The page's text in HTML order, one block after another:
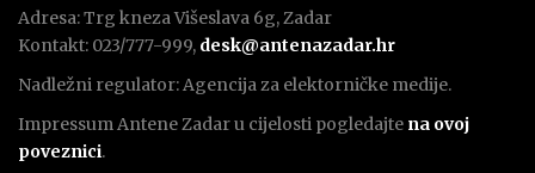
Adresa: Trg kneza Višeslava 6g, Zadar
Kontakt: 023/777-999, desk@antenazadar.hr
Nadležni regulator: Agencija za elektorničke medije.
Impressum Antene Zadar u cijelosti pogledajte na ovoj
poveznici.